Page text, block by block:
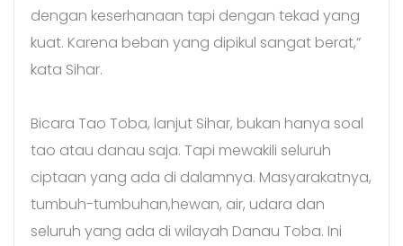
dengan keserhanaan tapi dengan tekad yang
kuat. Karena beban yang dipikul sangat berat,”
kata Sihar.
Bicara Tao Toba, lanjut Sihar, bukan hanya soal
tao atau danau saja. Tapi mewakili seluruh
ciptaan yang ada di dalamnya. Masyarakatnya,
tumbuh-tumbuhan,hewan, air, udara dan
seluruh yang ada di wilayah Danau Toba. Ini